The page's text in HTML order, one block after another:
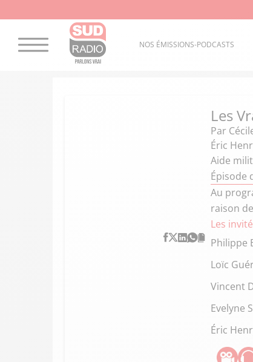
NOS ÉMISSIONS-PODCASTS
Les
Par
Éric
Aide
Épisode
Au
raison
Les
Philippe
Loïc
Vincent
Evelyne
Éric